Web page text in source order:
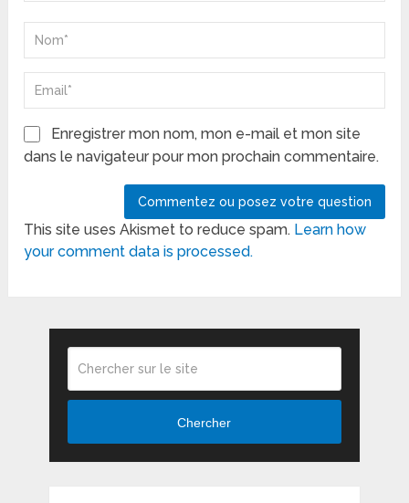
Enregistrer mon nom, mon e-mail et mon site
dans le navigateur pour mon prochain commentaire.
This site uses Akismet to reduce spam. Learn how
your comment data is processed.
Chercher